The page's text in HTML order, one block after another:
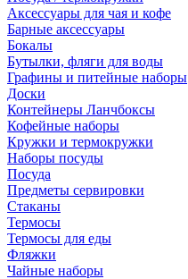
Аксессуары для чая и кофе
Барные аксессуары
Бокалы
Бутылки, фляги для воды
Графины и питейные наборы
Доски
Контейнеры Ланчбоксы
Кофейные наборы
Кружки и термокружки
Наборы посуды
Посуда
Предметы сервировки
Стаканы
Термосы
Термосы для еды
Фляжки
Чайные наборы